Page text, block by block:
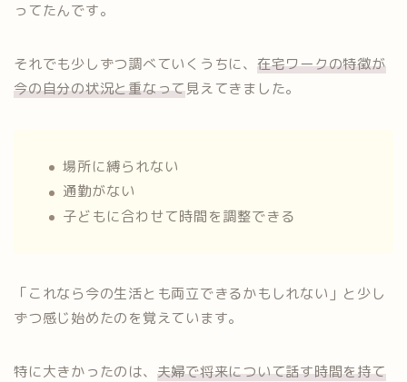
ってたんです。
それでも少しずつ調べていくうちに、 在宅ワークの特徴が
今の自分の状況と重なって見えてきました。
場所に縛られない
通勤がない
子どもに合わせて時間を調整できる
「これなら今の生活とも両立できるかもしれない」と少し
ずつ感じ始めたのを覚えています。
特に大きかったのは、 夫婦で将来について話す時間を持て